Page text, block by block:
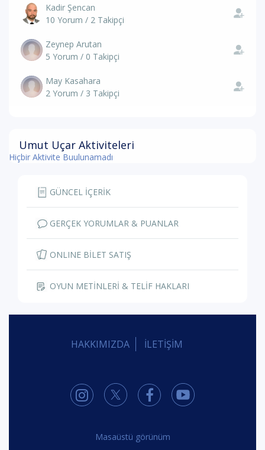
Kadir Şencan
10 Yorum / 2 Takipçi
Zeynep Arutan
5 Yorum / 0 Takipçi
May Kasahara
2 Yorum / 3 Takipçi
Umut Uçar Aktiviteleri
Hiçbir Aktivite Buulunamadı
GÜNCEL İÇERİK
GERÇEK YORUMLAR & PUANLAR
ONLINE BİLET SATIŞ
OYUN METİNLERİ & TELİF HAKLARI
HAKKIMIZDA İLETİŞİM
Masaüstü görünüm